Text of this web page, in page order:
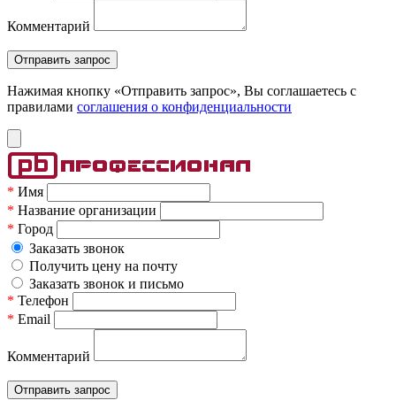
Комментарий
Нажимая кнопку «Отправить запрос», Вы соглашаетесь c
правилами соглашения о конфиденциальности
* Имя
* Название организации
* Город
Заказать звонок
Получить цену на почту
Заказать звонок и письмо
* Телефон
* Email
Комментарий